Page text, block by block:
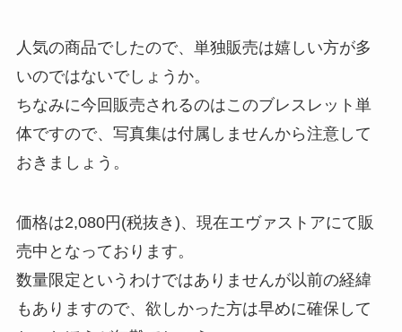
人気の商品でしたので、単独販売は嬉しい方が多
いのではないでしょうか。
ちなみに今回販売されるのはこのブレスレット単
体ですので、写真集は付属しませんから注意して
おきましょう。
価格は2,080円(税抜き)、現在エヴァストアにて販
売中となっております。
数量限定というわけではありませんが以前の経緯
もありますので、欲しかった方は早めに確保して